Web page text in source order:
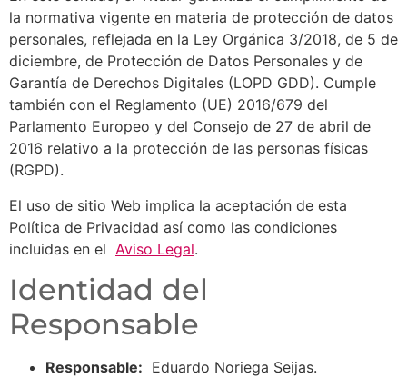
la normativa vigente en materia de protección de datos
personales, reflejada en la Ley Orgánica 3/2018, de 5 de
diciembre, de Protección de Datos Personales y de
Garantía de Derechos Digitales (LOPD GDD). Cumple
también con el Reglamento (UE) 2016/679 del
Parlamento Europeo y del Consejo de 27 de abril de
2016 relativo a la protección de las personas físicas
(RGPD).
El uso de sitio Web implica la aceptación de esta
Política de Privacidad así como las condiciones
incluidas en el Aviso Legal.
Identidad del
Responsable
Responsable: Eduardo Noriega Seijas.